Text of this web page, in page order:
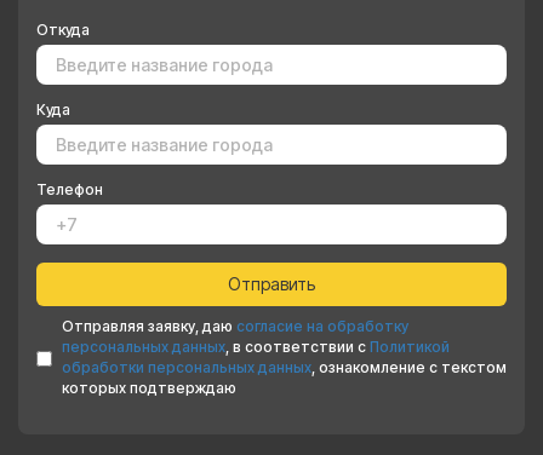
Откуда
Куда
Телефон
Отправляя заявку, даю согласие на обработку
персональных данных, в соответствии с Политикой
обработки персональных данных, ознакомление с текстом
которых подтверждаю